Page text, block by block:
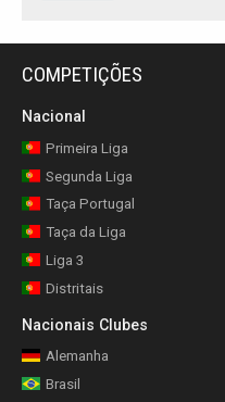
COMPETIÇÕES
Nacional
Primeira Liga
Segunda Liga
Taça Portugal
Taça da Liga
Liga 3
Distritais
Nacionais Clubes
Alemanha
Brasil